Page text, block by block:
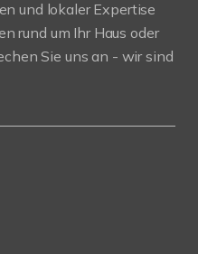
und lokaler Expertise
rund um Ihr Haus oder
Sie uns an - wir sind